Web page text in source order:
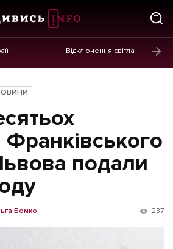
Відключення світла
Франківського
подали
Бомко 237